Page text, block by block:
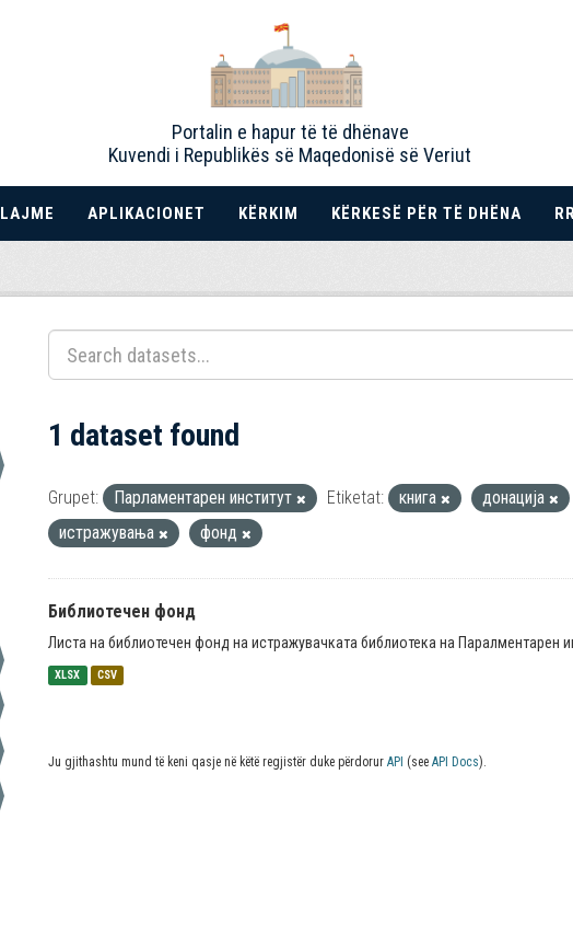
Portalin e hapur të të dhënave
Kuvendi i Republikës së Maqedonisë së Veriut
LAJME APLIKACIONET KËRKIM KËRKESË PËR TË DHËNA
1 dataset found
Grupet: Парламентарен институт Etiketat: книга
донација
истражувања
фонд
Библиотечен фонд
Листа на библиотечен фонд на истражувачката библиотека на Паралментарен
XLSX CSV
Ju gjithashtu mund të keni qasje në këtë regjistër duke përdorur API (see API Docs).